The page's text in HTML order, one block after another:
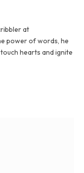
at
power of words, he
hearts and ignite